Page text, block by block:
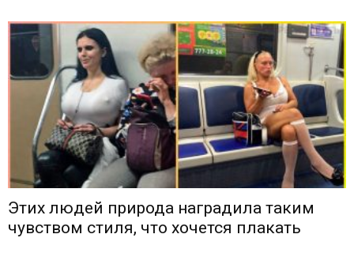
Этих людей природа наградила таким
чувством стиля, что хочется плакать